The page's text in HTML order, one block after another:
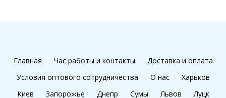
Главная Час работы и контакты
Доставка и оплата
Условия оптового сотрудничества
О нас
Харьков
Киев
Запорожье Днепр Сумы Львов Луцк